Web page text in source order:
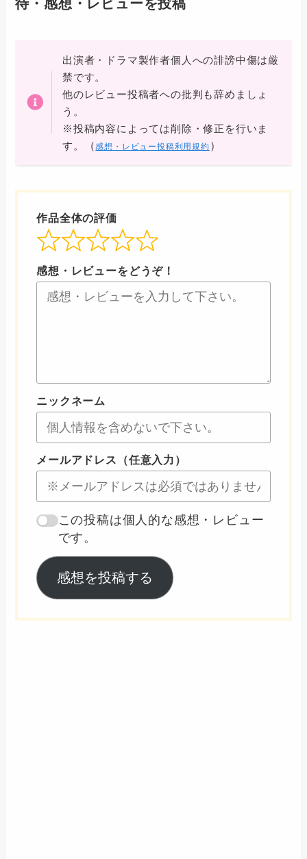
待・感想・レビューを投稿
出演者・ドラマ製作者個人への誹謗中傷は厳
禁です。
他のレビュー投稿者への批判も辞めましょ
う。
※投稿内容によっては削除・修正を行いま
す。
（感想・レビュー投稿利用規約 ）
作品全体の評価
感想・レビューをどうぞ！
ニックネーム
メールアドレス（任意入力）
この投稿は個人的な感想・レビュー
です。
感想を投稿する